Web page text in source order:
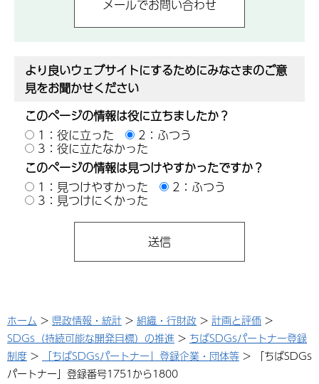
より良いウェブサイトにするためにみなさまのご意
見をお聞かせください
このページの情報は役に立ちましたか？
1：役に立った
2：ふつう
3：役に立たなかった
このページの情報は見つけやすかったですか？
1：見つけやすかった
2：ふつう
3：見つけにくかった
ホーム > 県政情報・統計 > 組織・行財政 > 計画と評価 >
SDGs（持続可能な開発目標）の推進 > ちばSDGsパートナー登録
制度 > 「ちばSDGsパートナー」登録企業・団体等 > 「ちばSDGs
パートナー」登録番号1751から1800